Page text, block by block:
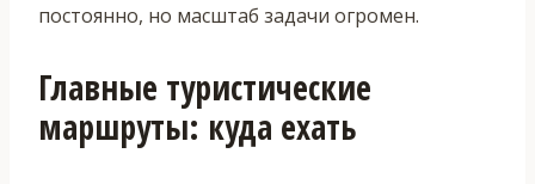
постоянно, но масштаб задачи огромен.
Главные туристические
маршруты: куда ехать